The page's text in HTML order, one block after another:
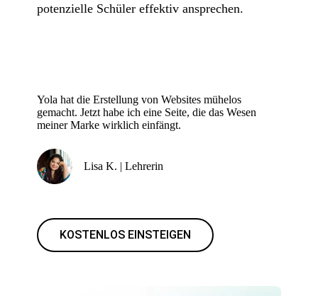
potenzielle Schüler effektiv ansprechen.
Yola hat die Erstellung von Websites mühelos
gemacht. Jetzt habe ich eine Seite, die das Wesen
meiner Marke wirklich einfängt.
Lisa K. | Lehrerin
KOSTENLOS EINSTEIGEN